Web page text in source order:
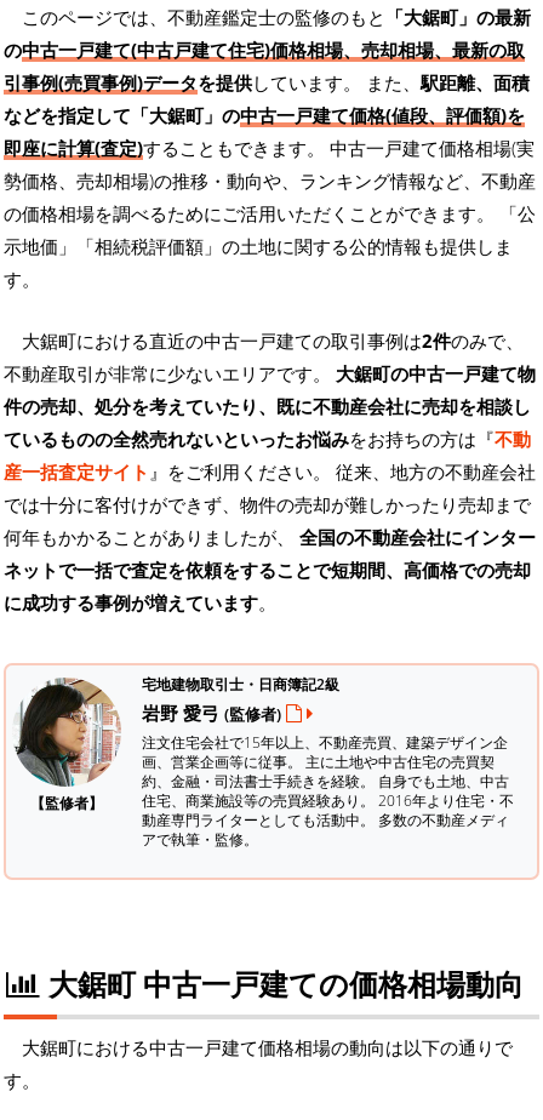
このページでは、不動産鑑定士の監修のもと 「大鋸町」の最新
の中古一戸建て(中古戸建て住宅)価格相場、売却相場、最新の取
引事例(売買事例)データを提供しています。 また、駅距離、面積
などを指定して「大鋸町」の中古一戸建て価格(値段、評価額)を
即座に計算(査定)することもできます。 中古一戸建て価格相場(実
勢価格、売却相場)の推移・動向や、ランキング情報など、不動産
の価格相場を調べるためにご活用いただくことができます。
「公
示地価」「相続税評価額」の土地に関する公的情報も提供しま
す。
大鋸町における直近の中古一戸建ての取引事例は2件のみで、
不動産取引が非常に少ないエリアです。 大鋸町の中古一戸建て物
件の売却、処分を考えていたり、既に不動産会社に売却を相談し
ているものの全然売れないといったお悩みをお持ちの方は『不動
産一括査定サイト 』をご利用ください。 従来、地方の不動産会社
では十分に客付けができず、物件の売却が難しかったり売却まで
何年もかかることがありましたが、 全国の不動産会社にインター
ネットで一括で査定を依頼をすることで短期間、高価格での売却
に成功する事例が増えています。
【監修者】
宅地建物取引士・日商簿記2級
岩野 愛弓 (監修者)
注文住宅会社で15年以上、不動産売買、建築デザイン企
画、営業企画等に従事。 主に土地や中古住宅の売買契
約、金融・司法書士手続きを経験。 自身でも土地、中古
住宅、商業施設等の売買経験あり。 2016年より住宅・不
動産専門ライターとしても活動中。 多数の不動産メディ
アで執筆・監修。
大鋸町 中古一戸建ての価格相場動向
大鋸町における中古一戸建て価格相場の動向は以下の通りで
す。